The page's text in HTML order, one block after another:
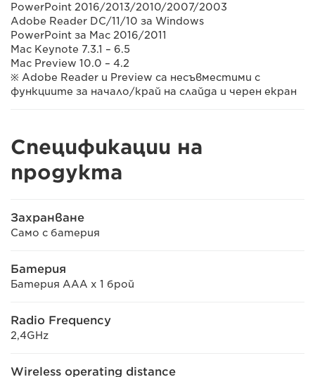
PowerPoint 2016/2013/2010/2007/2003
Adobe Reader DC/11/10 за Windows
PowerPoint за Mac 2016/2011
Mac Keynote 7.3.1 – 6.5
Mac Preview 10.0 – 4.2
※ Adobe Reader и Preview са несъвместими с
функциите за начало/край на слайда и черен екран
Спецификации на
продукта
Захранване
Само с батерия
Батерия
Батерия AAA x 1 брой
Radio Frequency
2,4GHz
Wireless operating distance